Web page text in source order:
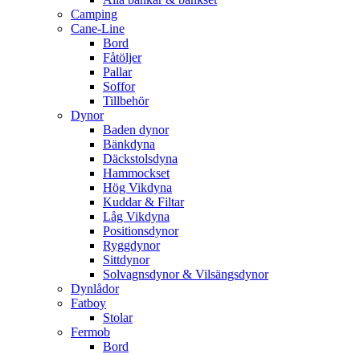
Camping
Cane-Line
Bord
Fåtöljer
Pallar
Soffor
Tillbehör
Dynor
Baden dynor
Bänkdyna
Däckstolsdyna
Hammockset
Hög Vikdyna
Kuddar & Filtar
Låg Vikdyna
Positionsdynor
Ryggdynor
Sittdynor
Solvagnsdynor & Vilsängsdynor
Dynlådor
Fatboy
Stolar
Fermob
Bord